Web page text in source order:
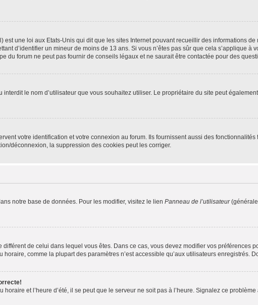
est une loi aux Etats-Unis qui dit que les sites Internet pouvant recueillir des informations
d’identifier un mineur de moins de 13 ans. Si vous n’êtes pas sûr que cela s’applique
du forum ne peut pas fournir de conseils légaux et ne saurait être contactée pour des
interdit le nom d’utilisateur que vous souhaitez utiliser. Le propriétaire du site peut
votre identification et votre connexion au forum. Ils fournissent aussi des
déconnexion, la suppression des cookies peut les corriger.
notre base de données. Pour les modifier, visitez le lien Panneau de l’utilisateur
différent de celui dans lequel vous êtes. Dans ce cas, vous devez modifier vos
comme la plupart des paramètres n’est accessible qu’aux utilisateurs enregistrés.
et l’heure d’été, il se peut que le serveur ne soit pas à l’heure. Signalez ce problème